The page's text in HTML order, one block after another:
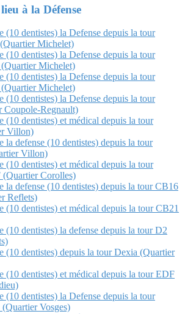
à la Défense
(10 dentistes) la Defense depuis la tour
Michelet)
(10 dentistes) la Defense depuis la tour
Michelet)
(10 dentistes) la Defense depuis la tour
Michelet)
(10 dentistes) la Defense depuis la tour
Coupole-Regnault)
(10 dentistes) et médical depuis la tour
Villon)
la defense (10 dentistes) depuis la tour
Villon)
(10 dentistes) et médical depuis la tour
Corolles)
la defense (10 dentistes) depuis la tour CB16
Reflets)
(10 dentistes) et médical depuis la tour CB21
(10 dentistes) la defense depuis la tour D2
(10 dentistes) depuis la tour Dexia (Quartier
(10 dentistes) et médical depuis la tour EDF
(10 dentistes) la Defense depuis la tour
Vosges)